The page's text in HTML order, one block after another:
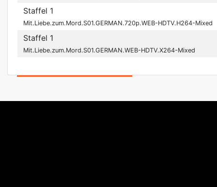
Staffel 1
Mit.Liebe.zum.Mord.S01.GERMAN.720p.WEB-HDTV.H264-Mixed
Staffel 1
Mit.Liebe.zum.Mord.S01.GERMAN.WEB-HDTV.X264-Mixed